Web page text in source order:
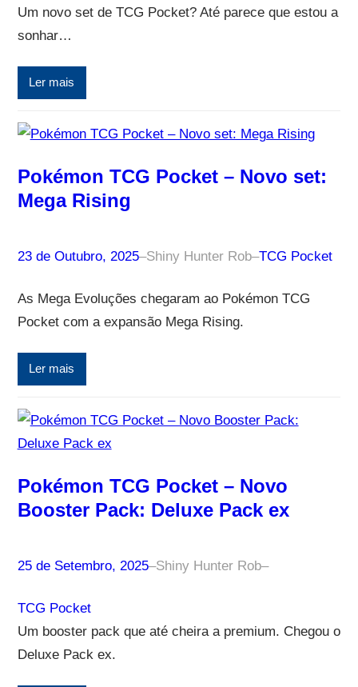
Um novo set de TCG Pocket? Até parece que estou a
sonhar…
Ler mais
Pokémon TCG Pocket – Novo set:
Mega Rising
23 de Outubro, 2025–Shiny Hunter Rob–TCG Pocket
As Mega Evoluções chegaram ao Pokémon TCG
Pocket com a expansão Mega Rising.
Ler mais
Pokémon TCG Pocket – Novo
Booster Pack: Deluxe Pack ex
25 de Setembro, 2025–Shiny Hunter Rob–
TCG Pocket
Um booster pack que até cheira a premium. Chegou o
Deluxe Pack ex.